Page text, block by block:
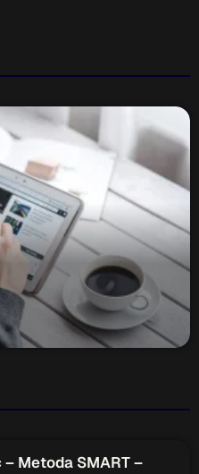
Metoda SMART –